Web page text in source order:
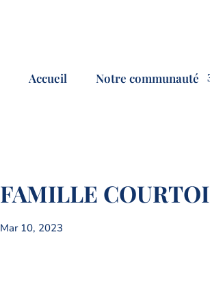
Accueil Notre communauté
FAMILLE
Mar 10, 2023